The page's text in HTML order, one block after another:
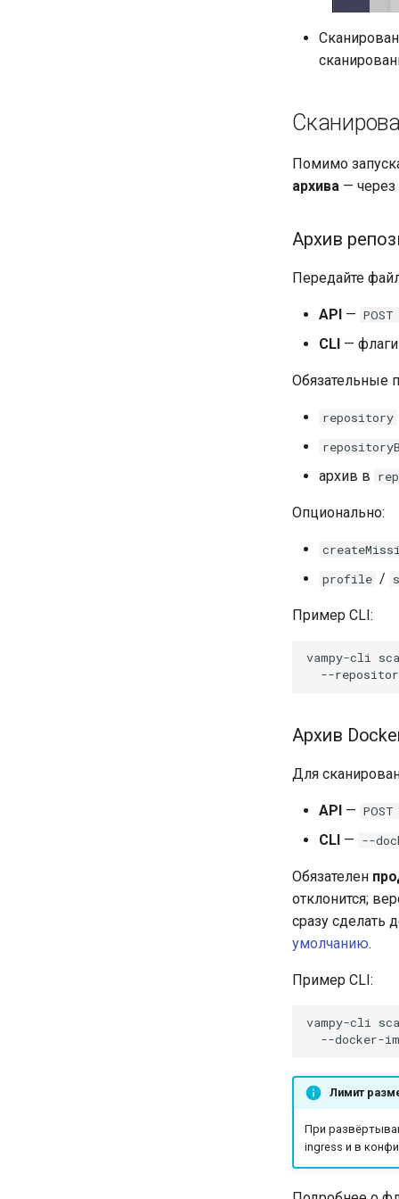
Помимо
архива — через
Архив
Передайте
API —
CLI — флаги
Обязательные
repository
архив в
Опционально:
profile /
Пример CLI:
vampy-cli
--
Архив
Для
API —
CLI — --
Обязателен
отклонится;
сразу сделать
умолчанию.
Пример CLI:
vampy-cli
--docker-
Лимит
При
ingress и в